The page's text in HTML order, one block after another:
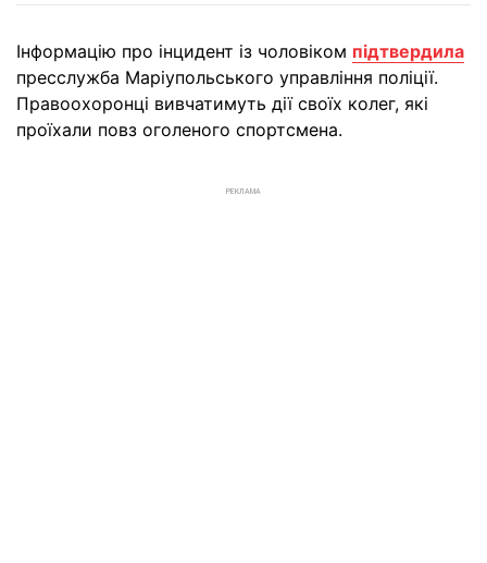
Інформацію про інцидент із чоловіком підтвердила
пресслужба Маріупольського управління поліції.
Правоохоронці вивчатимуть дії своїх колег, які
проїхали повз оголеного спортсмена.
РЕКЛАМА